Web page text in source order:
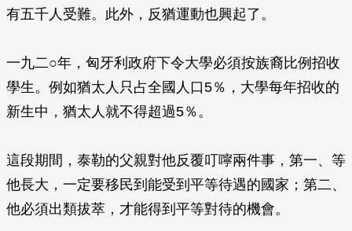
有五千人受難。此外，反猶運動也興起了。
一九二○年，匈牙利政府下令大學必須按族裔比例招收
學生。例如猶太人只占全國人口5％，大學每年招收的
新生中，猶太人就不得超過5％。
這段期間，泰勒的父親對他反覆叮嚀兩件事，第一、等
他長大，一定要移民到能受到平等待遇的國家；第二、
他必須出類拔萃，才能得到平等對待的機會。